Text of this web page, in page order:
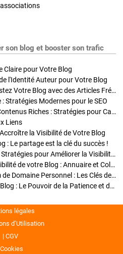
son blog et booster son trafic
Claire pour Votre Blog
l'Identité Auteur pour Votre Blog
Stratégies de Publication : Boostez Votre Blog avec des Articles Fréquents et Exclusifs
Stratégies Modernes pour le SEO
Enrichir Vos Articles avec des Contenus Riches : Stratégies pour Captiver et Optimiser
Liens
la Visibilité de Votre Blog
: Le partage est la clé du succès !
Optimisation SEO des Articles : Stratégies pour Améliorer la Visibilité de Votre Blog
Stratégies pour améliorer la visibilité de votre Blog : Annuaire et Collaborations
Pourquoi Investir dans un Nom de Domaine Personnel : Les Clés de la Réussite de Votre Blog
Comment Faire Émerger Votre Blog : Le Pouvoir de la Patience et de la Persévérance
légales
d’Utilisation
CGV
Cookies